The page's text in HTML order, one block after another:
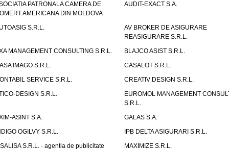
PATRONALA CAMERA DE
AMERICANA DIN MOLDOVA
AUDIT-EXACT S.A.
S.R.L.
AV BROKER DE ASIGURARE
REASIGURARE S.R.L.
MANAGEMENT CONSULTING S.R.L.
BLAJCO ASIST S.R.L.
IMAGO S.R.L.
CASALOT S.R.L.
SERVICE S.R.L.
CREATIV DESIGN S.R.L.
DESIGN S.R.L.
EUROMOL MANAGEMENT
S.R.L.
ASINT S.A.
GALAS S.A.
OGILVY S.R.L.
IPB DELTA ASIGURARI S.R.L.
S.R.L. - agentia de publicitate
MAXIMIZE S.R.L.